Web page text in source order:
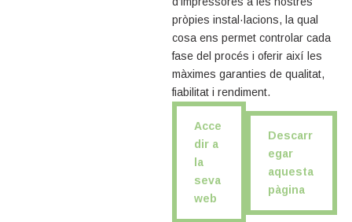
pròpies instal·lacions, la qual
cosa ens permet controlar cada
fase del procés i oferir així les
màximes garanties de qualitat,
fiabilitat i rendiment.
Acce
dir a
la
seva
web
Descarr
egar
aquesta
pàgina